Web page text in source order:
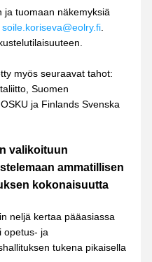
ja tuomaan näkemyksiä
soile.koriseva@eolry.fi
myös seuraavat tahot:
Suomen
ja Finlands Svenska
valikoituun
ammatillisen
kokonaisuutta
neljä kertaa pääasiassa
opetus- ja
tukena pikaisella